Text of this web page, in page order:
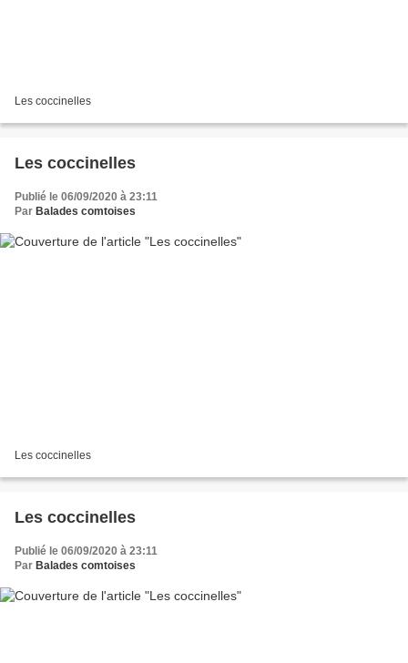
Les coccinelles
Les coccinelles
Publié le 06/09/2020 à 23:11
Par Balades comtoises
Les coccinelles
Les coccinelles
Publié le 06/09/2020 à 23:11
Par Balades comtoises